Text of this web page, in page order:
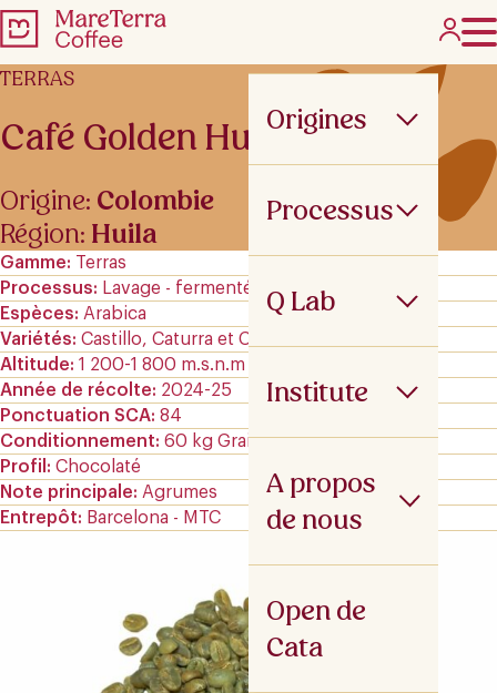
Origines
Processus
Q Lab
Institute
A propos
de nous
Open de
Cata
TERRAS
Café Golden Huila
Origine: Colombie
Région: Huila
Gamme
Terras
Processus
Lavage - fermenté
Espèces
Arabica
Variétés Castillo, Caturra et Colombia
Altitude 1 200-1 800 m.s.n.m
Année de récolte
2024-25
Ponctuation SCA 84
Conditionnement 60 kg GrainPro
Profil
Chocolaté
Note principale
Agrumes
Entrepôt
Barcelona - MTC